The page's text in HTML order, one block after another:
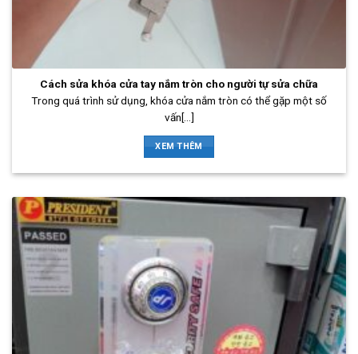
Cách sửa khóa cửa tay nắm tròn cho người tự sửa chữa
Trong quá trình sử dụng, khóa cửa nắm tròn có thể gặp một số
vấn[...]
XEM THÊM